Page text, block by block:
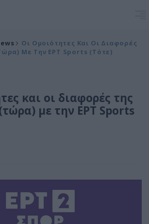
Οι Ομοιότητες Και Οι Διαφορές
Με Την ΕΡΤ Sports (τότε)
και οι διαφορές της
με την ΕΡΤ Sports